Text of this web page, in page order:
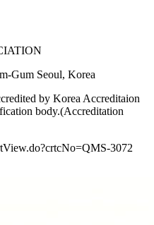
Gum Seoul, Korea
by Korea Accreditaion
body.(Accreditation
3072